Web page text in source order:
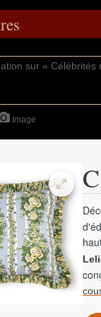
Image